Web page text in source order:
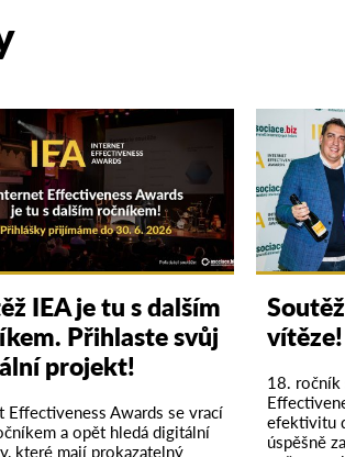
IEA je tu s dalším
Přihlaste svůj
projekt!
Effectiveness Awards se vrací
a opět hledá digitální
které mají prokazatelný
vítěze!
18. ročník
efektivitu
úspěšně